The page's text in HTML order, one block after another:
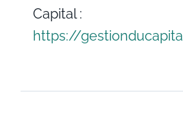
Capital :
https://